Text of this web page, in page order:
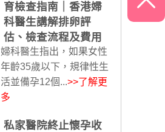
育檢查指南｜香港婦
科醫生講解排卵評
估、檢查流程及費用
婦科醫生指出，如果女性
年齡35歲以下，規律性生
活並備孕12個...>>了解更
多
私家醫院終止懷孕收